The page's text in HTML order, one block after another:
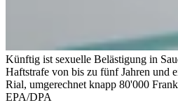
Künftig ist sexuelle Belästigung in
Haftstrafe von bis zu fünf Jahren und
Rial, umgerechnet knapp 80'000
EPA/DPA